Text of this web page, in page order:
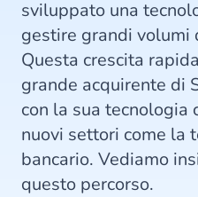
sviluppato una
gestire grandi volumi
Questa crescita
grande acquirente di
con la sua tecnologia
nuovi settori come la
bancario. Vediamo
questo percorso.